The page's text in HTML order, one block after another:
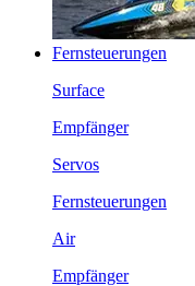
Fernsteuerungen
Surface
Empfänger
Servos
Fernsteuerungen
Air
Empfänger